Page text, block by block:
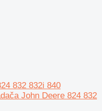
832 832i 840
John Deere 824 832